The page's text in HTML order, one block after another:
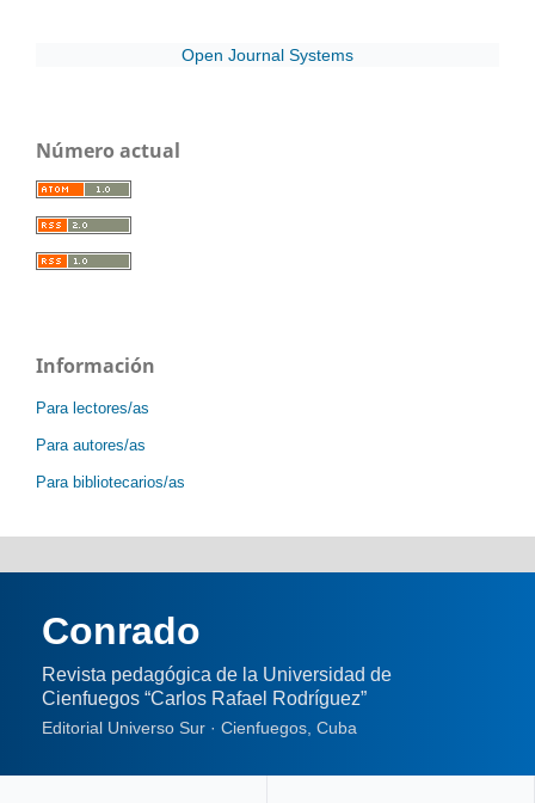
Open Journal Systems
Número actual
Información
Para lectores/as
Para autores/as
Para bibliotecarios/as
Conrado
Revista pedagógica de la Universidad de
Cienfuegos “Carlos Rafael Rodríguez”
Editorial Universo Sur · Cienfuegos, Cuba